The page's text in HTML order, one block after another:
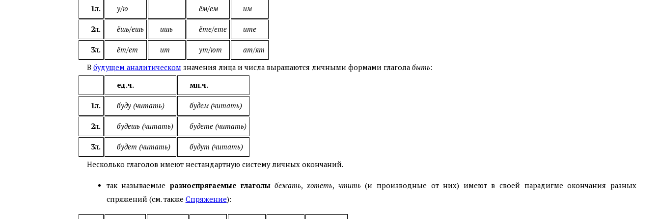
1л. у/ю ём/ем им
2л. ёшь/ешь ишь ёте/ете ите
3л. ёт/ет ит ут/ют
ат/ят
В будущем аналитическомзначения лица и числа выражаются личными формами глагола быть:
ед.ч.
мн.ч.
1л. буду (читать) будем (читать)
2л. будешь (читать) будете (читать)
3л. будет (читать)
будут (читать)
Несколько глаголов имеют нестандартную систему личных окончаний.
так называемые разноспрягаемые глаголы бежать, хотеть, чтить(и производные от них) имеют в своей парадигме окончания разных
спряжений (см. также Спряжение):